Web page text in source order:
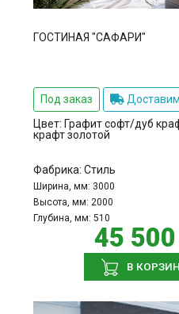
ГОСТИНАЯ "САФАРИ"
Под заказ
Цвет: Графит софт/дуб
крафт золотой
Фабрика: Стиль
Ширина, мм: 3000
Высота, мм: 2000
Глубина, мм: 510
45
В